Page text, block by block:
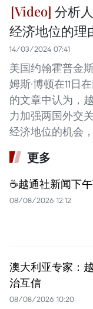
分析
经济地位的理
14/03/2024 07:41
美国约翰霍普金
姆斯·博顿在11日
的文章中认为，
力加强两国外交
经济地位的机会
更多
☕️越通社新闻下
08/08/2026 12:12
澳大利亚专家：
治互信
08/08/2026 10:20